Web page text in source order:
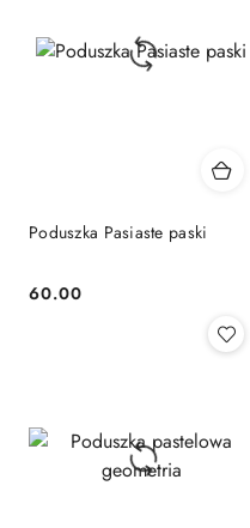
Poduszka Pasiaste paski
Cena:
60.00